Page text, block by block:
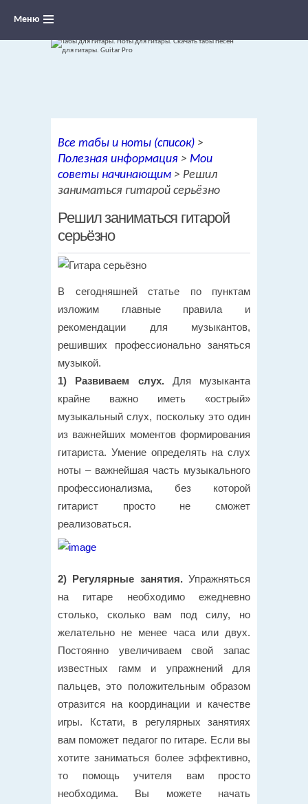
переложения песен для гитары
Меню
Все табы и ноты (список) >
Полезная информация > Мои
советы начинающим > Решил
заниматься гитарой серьёзно
Решил заниматься гитарой
серьёзно
В сегодняшней статье по пунктам
изложим главные правила и
рекомендации для музыкантов,
решивших профессионально заняться
музыкой.
1) Развиваем слух.Для музыканта
крайне важно иметь «острый»
музыкальный слух, поскольку это один
из важнейших моментов формирования
гитариста. Умение определять на слух
ноты – важнейшая часть музыкального
профессионализма, без которой
гитарист просто не сможет
реализоваться.
2) Регулярные занятия.Упражняться
на гитаре необходимо ежедневно
столько, сколько вам под силу, но
желательно не менее часа или двух.
Постоянно увеличиваем свой запас
известных гамм и упражнений для
пальцев, это положительным образом
отразится на координации и качестве
игры. Кстати, в регулярных занятиях
вам поможет педагог по гитаре. Если вы
хотите заниматься более эффективно,
то помощь учителя вам просто
необходима. Вы можете начать